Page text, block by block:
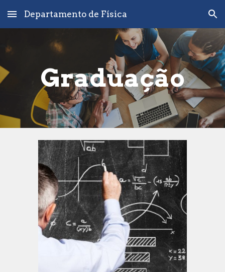
Skip to main content Skip to navigation
Departamento de Física
Graduação